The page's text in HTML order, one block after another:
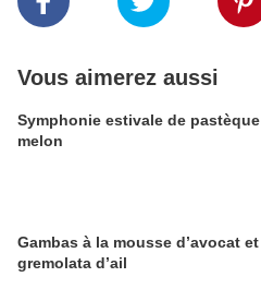
Vous aimerez aussi
Symphonie estivale de pastèque et
melon
Gambas à la mousse d’avocat et
gremolata d’ail